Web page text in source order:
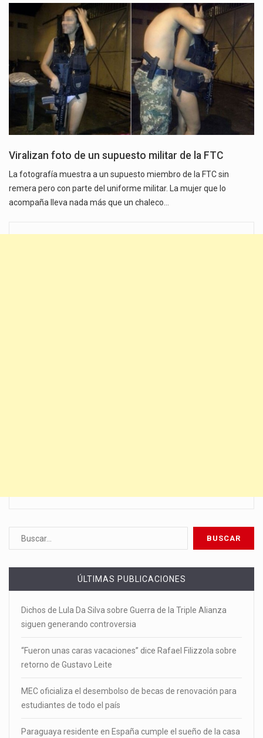
Viralizan foto de un supuesto militar de la FTC
La fotografía muestra a un supuesto miembro de la FTC sin
remera pero con parte del uniforme militar. La mujer que lo
acompaña lleva nada más que un chaleco…
ÚLTIMAS PUBLICACIONES
Dichos de Lula Da Silva sobre Guerra de la Triple Alianza
siguen generando controversia
“Fueron unas caras vacaciones” dice Rafael Filizzola sobre
retorno de Gustavo Leite
MEC oficializa el desembolso de becas de renovación para
estudiantes de todo el país
Paraguaya residente en España cumple el sueño de la casa